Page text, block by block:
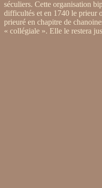
séculiers. Cette organisation
difficultés et en 1740 le prieur
prieuré en chapitre de
« collégiale ». Elle le restera